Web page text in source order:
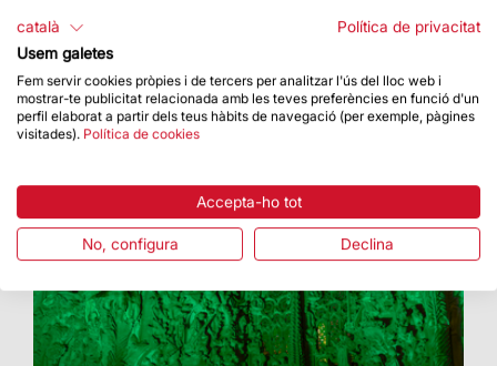
català
Política de privacitat
Usem galetes
Fem servir cookies pròpies i de tercers per analitzar l'ús del lloc web i
mostrar-te publicitat relacionada amb les teves preferències en funció d'un
perfil elaborat a partir dels teus hàbits de navegació (per exemple, pàgines
visitades). Política de cookies
Accepta-ho tot
No, configura Declina